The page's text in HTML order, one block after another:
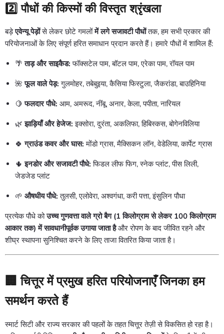
2️⃣पौधों की किस्मों की विस्तृत श्रृंखला
बड़ेएवेन्यू पेड़ोंसे लेकर छोटे गमलोंमें लगे सजावटी पौधोंतक, हम सभी प्रकार की
परियोजनाओं के लिए संपूर्ण हरित समाधान प्रदान करते हैं। हमारे पौधों में शामिल हैं:
🌴ताड़ और साइकैड: फॉक्सटेल पाम, बॉटल पाम, एरेका पाम, रॉयल पाम
🌺फूल वाले पेड़: गुलमोहर, तबेबुइया, कैसिया फिस्टुला, जैकरांडा, बाउहिनिया
🍋फलदार पौधे: आम, अमरूद, नींबू, अनार, केला, पपीता, नारियल
🌿झाड़ियाँ और हेजेज: इक्सोरा, दुरंता, अकलिफा, हिबिस्कस, बोगेनविलिया
🍀ग्राउंड कवर और घास: मोंडो ग्रास, मैक्सिकन लॉन, वेडेलिया, कार्पेट ग्रास
🌵इनडोर और सजावटी पौधे: फिडल लीफ फिग, स्नेक प्लांट, पीस लिली,
जेडजेड प्लांट
🌱 औषधीय पौधे: तुलसी, एलोवेरा, अश्वगंधा, करी पत्ता, इंसुलिन पौधा
प्रत्येक पौधे कोउच्च गुणवत्ता वाले ग्रो बैग (1 किलोग्राम से लेकर 100 किलोग्राम
आकार तक) में सावधानीपूर्वक उगाया जाता हैऔर रोपण के बाद जीवित रहने और
शीघ्र स्थापना सुनिश्चित करने के लिए ताजा वितरित किया जाता है।
🏢चित्तूर में प्रमुख हरित परियोजनाएँ जिनका हम
समर्थन करते हैं
स्मार्ट सिटी और राज्य सरकार की पहलों के तहत चित्तूर तेज़ी से विकसित हो रहा है।